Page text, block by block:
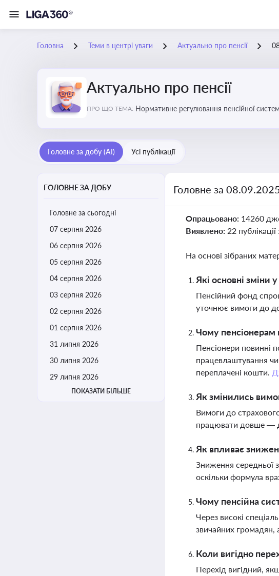
Головна Теми в центрі уваги Актуально про пенсії
Актуально про пенсії
ПРО ЩО ТЕМА: Нормативне регулювання пенсійної
Головне за добу (AI) Усі публікації
ГОЛОВНЕ ЗА ДОБУ
Головне за сьогодні
07 серпня 2026
06 серпня 2026
05 серпня 2026
04 серпня 2026
03 серпня 2026
02 серпня 2026
01 серпня 2026
31 липня 2026
30 липня 2026
29 липня 2026
ПОКАЗАТИ БІЛЬШЕ
Головне за
Опрацьовано: 14260
Виявлено: 22
На основі зібраних
Які основні зміни
Пенсійний фонд
уточнює вимоги до
Чому пенсіонерам
Пенсіонери повинні
працевлаштування
переплачені кошти.
Як змінились
Вимоги до
працювати довше —
Як впливає
Зниження середньої
оскільки формула
Чому пенсійна
Через високі
звичайних громадян,
Коли вигідно
Перехід вигідний,